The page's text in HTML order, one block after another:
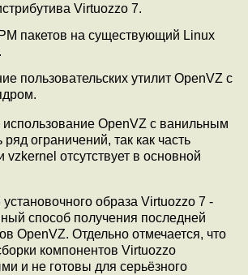
Virtuozzo 7.
пакетов на существующий Linux
пользовательских утилит OpenVZ c
использование OpenVZ с ванильным
ограничений, так как часть
vzkernel отсутствует в основной
образа Virtuozzo 7 -
способ получения последней
OpenVZ. Отдельно отмечается, что
компонентов Virtuozzo
и не готовы для серьёзного